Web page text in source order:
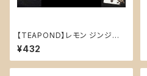
【TEAPOND】レモン ジンジャ
ー (フレーバーティー)ティーバッ
グ2個入り
¥432